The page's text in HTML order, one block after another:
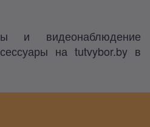
и видеонаблюдение
на tutvybor.by в